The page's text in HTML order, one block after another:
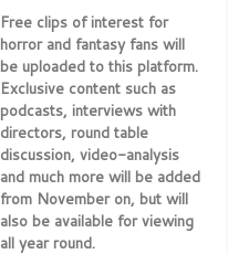
Free clips of interest for
horror and fantasy fans will
be uploaded to this platform.
Exclusive content such as
podcasts, interviews with
directors, round table
discussion, video-analysis
and much more will be added
from November on, but will
also be available for viewing
all year round.